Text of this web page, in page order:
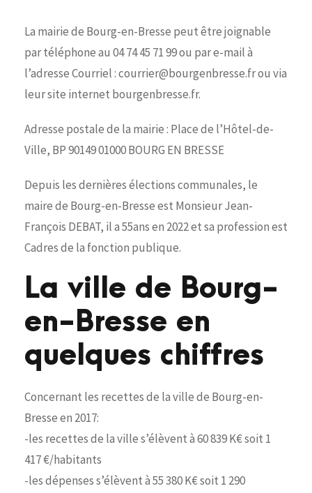
La mairie de Bourg-en-Bresse peut être joignable
par téléphone au 04 74 45 71 99 ou par e-mail à
l’adresse Courriel : courrier@bourgenbresse.fr ou via
leur site internet bourgenbresse.fr.
Adresse postale de la mairie : Place de l’Hôtel-de-
Ville, BP 90149 01000 BOURG EN BRESSE
Depuis les dernières élections communales, le
maire de Bourg-en-Bresse est Monsieur Jean-
François DEBAT, il a 55ans en 2022 et sa profession est
Cadres de la fonction publique.
La ville de Bourg-
en-Bresse en
quelques chiffres
Concernant les recettes de la ville de Bourg-en-
Bresse en 2017:
-les recettes de la ville s’élèvent à 60 839 K€ soit 1
417 €/habitants
-les dépenses s’élèvent à 55 380 K€ soit 1 290